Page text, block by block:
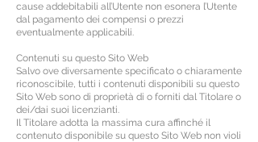
cause addebitabili all’Utente non esonera l’Utente
dal pagamento dei compensi o prezzi
eventualmente applicabili.
Contenuti su questo Sito Web
Salvo ove diversamente specificato o chiaramente
riconoscibile, tutti i contenuti disponibili su questo
Sito Web sono di proprietà di o forniti dal Titolare o
dei/dai suoi licenzianti.
Il Titolare adotta la massima cura affinché il
contenuto disponibile su questo Sito Web non violi